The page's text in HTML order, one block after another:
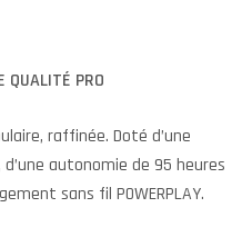
QUALITÉ PRO
raffinée. Doté d’une
autonomie de 95 heures
sans fil POWERPLAY.